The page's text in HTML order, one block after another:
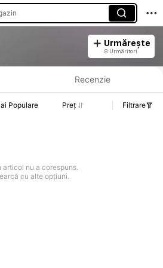
Urmărește
8 Urmăritori
prețului, detalii privind vânzările și stocul.
Recenzie
Populare Preț Filtrare
articol nu a corespuns.
cu alte opțiuni.